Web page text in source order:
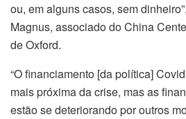
ou, em alguns casos, sem
Magnus, associado do China
de Oxford.
“O financiamento [da política]
mais próxima da crise, mas as
estão se deteriorando por outros